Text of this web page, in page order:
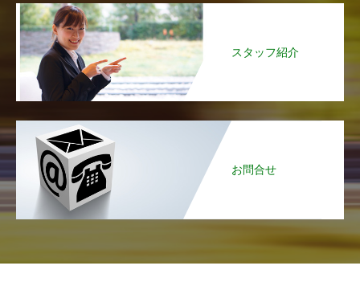
スタッフ紹介
お問合せ